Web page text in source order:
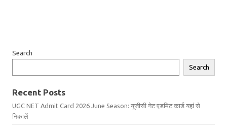
Search
Search
Recent Posts
UGC NET Admit Card 2026 June Season: यूजीसी नेट एडमिट कार्ड यहां से
निकालें